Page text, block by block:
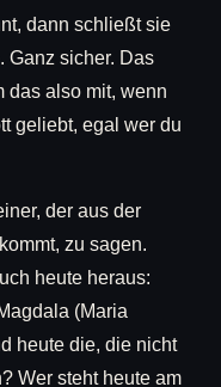
dann schließt sie
Ganz sicher. Das
das also mit, wenn
geliebt, egal wer du
der aus der
zu sagen.
heute heraus:
(Maria
heute die, die nicht
Wer steht heute am